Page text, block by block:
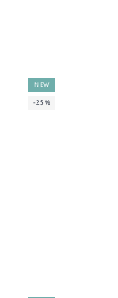
NEW
-25%